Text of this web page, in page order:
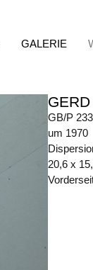
GALERIE
GB/P
um 1970
20,6 x